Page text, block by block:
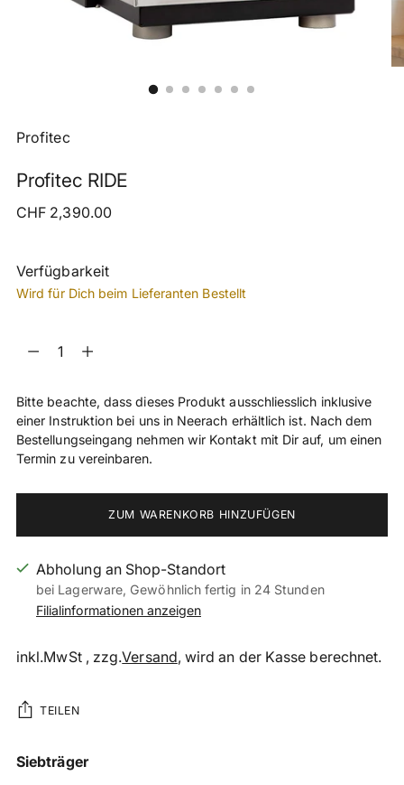
Profitec
Profitec RIDE
Regulärer
CHF 2,390.00
Verfügbarkeit
Wird für Dich beim Lieferanten Bestellt
Menge
Bitte beachte, dass dieses Produkt ausschliesslich inklusive
einer Instruktion bei uns in Neerach erhältlich ist. Nach dem
Bestellungseingang nehmen wir Kontakt mit Dir auf, um einen
Termin zu vereinbaren.
ZUM WARENKORB HINZUFÜGEN
Abholung an Shop-Standort
bei Lagerware, Gewöhnlich fertig in 24 Stunden
Filialinformationen anzeigen
inkl.MwSt , zzg.Versand, wird an der Kasse berechnet.
TEILEN
Produkt
Siebträger